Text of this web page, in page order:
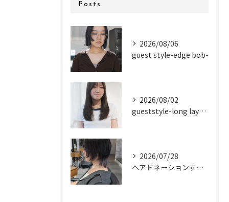
Posts
2026/08/06
guest style-edge bob-
2026/08/02
gueststyle-long layer-
2026/07/28
ヘアドネーションするお客様✂